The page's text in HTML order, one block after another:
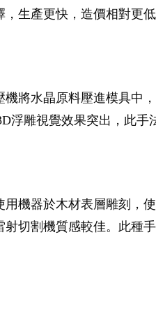
生產更快，造價相對更
將水晶原料壓進模具中
浮雕視覺效果突出，此手
機器於木材表層雕刻，
切割機質感較佳。此種